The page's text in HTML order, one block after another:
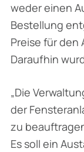
weder einen
Bestellung
Preise für den
Daraufhin
„Die
der
zu
Es soll ein